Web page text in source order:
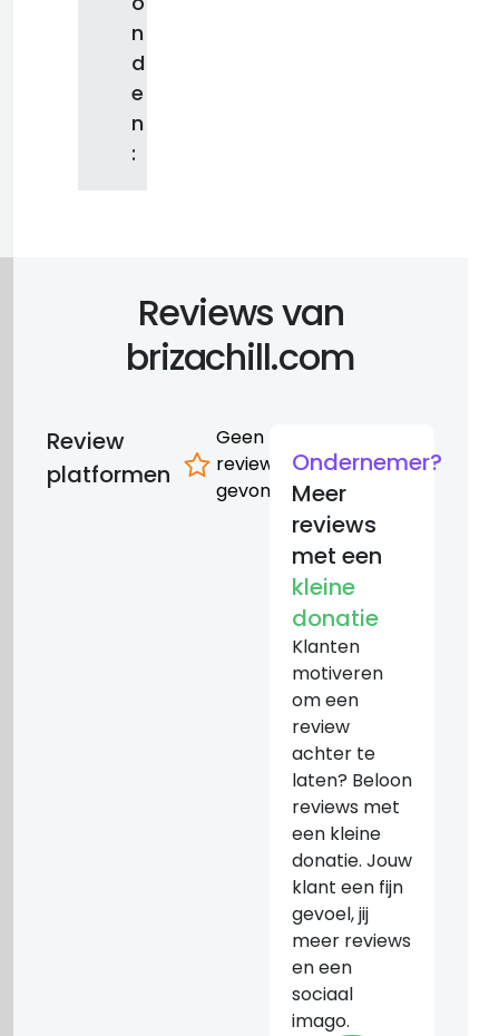
n
d
e
n
:
Reviews van
brizachill.com
Review
platformen
Geen
reviews
gevonden
Ondernemer?
Meer
reviews
met een
kleine
donatie
Klanten
motiveren
om een
review
achter te
laten? Beloon
reviews met
een kleine
donatie. Jouw
klant een fijn
gevoel, jij
meer reviews
en een
sociaal
imago.